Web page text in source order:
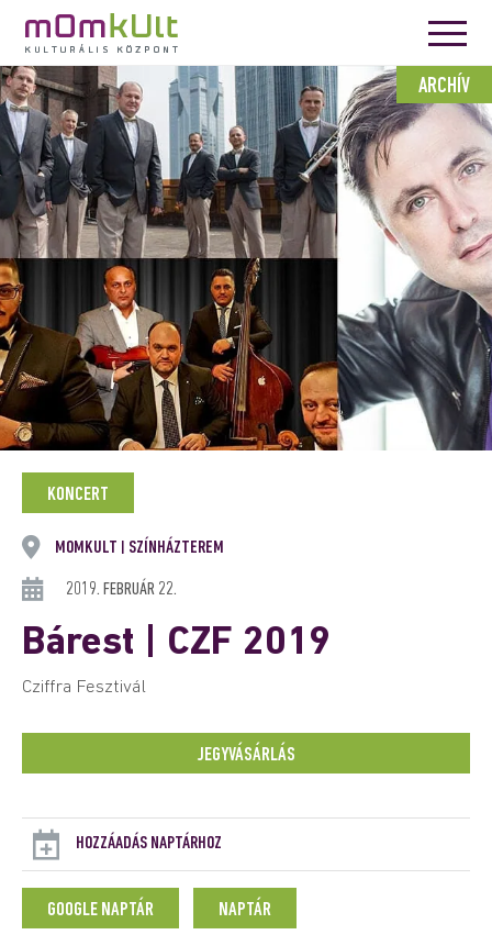
ARCHÍV
KONCERT
MOMKULT SZÍNHÁZTEREM
2019. FEBRUÁR 22.
Bárest | CZF 2019
Cziffra Fesztivál
JEGYVÁSÁRLÁS
HOZZÁADÁS NAPTÁRHOZ
GOOGLE NAPTÁR NAPTÁR